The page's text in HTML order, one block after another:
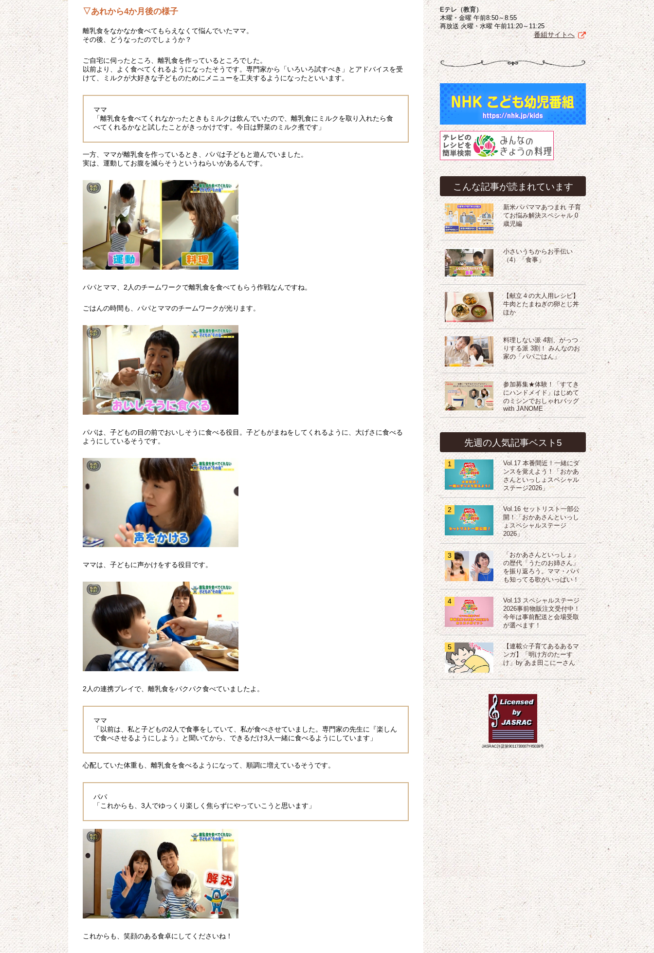
▽あれから4か月後の様子
離乳食をなかなか食べてもらえなくて悩んでいたママ。
その後、どうなったのでしょうか？
ご自宅に伺ったところ、離乳食を作っているところでした。
以前より、よく食べてくれるようになったそうです。専門家から「いろいろ試すべき」とアドバイスを受
けて、ミルクが大好きな子どものためにメニューを工夫するようになったといいます。
ママ
「離乳食を食べてくれなかったときもミルクは飲んでいたので、離乳食にミルクを取り入れたら食
べてくれるかなと試したことがきっかけです。今日は野菜のミルク煮です」
一方、ママが離乳食を作っているとき、パパは子どもと遊んでいました。
実は、運動してお腹を減らそうというねらいがあるんです。
パパとママ、2人のチームワークで離乳食を食べてもらう作戦なんですね。
ごはんの時間も、パパとママのチームワークが光ります。
パパは、子どもの目の前でおいしそうに食べる役目。子どもがまねをしてくれるように、大げさに食べる
ようにしているそうです。
ママは、子どもに声かけをする役目です。
2人の連携プレイで、離乳食をパクパク食べていましたよ。
ママ
「以前は、私と子どもの2人で食事をしていて、私が食べさせていました。専門家の先生に『楽しん
で食べさせるようにしよう』と聞いてから、できるだけ3人一緒に食べるようにしています」
心配していた体重も、離乳食を食べるようになって、順調に増えているそうです。
パパ
「これからも、3人でゆっくり楽しく焦らずにやっていこうと思います」
これからも、笑顔のある食卓にしてくださいね！
Eテレ（教育）
木曜・金曜 午前8:50～8:55
再放送 火曜・水曜 午前11:20～11:25
番組サイトへ
こんな記事が読まれています
新米パパママあつまれ 子育
てお悩み解決スペシャル 0
歳児編
小さいうちからお手伝い
（4）「食事」
【献立４の大人用レシピ】
牛肉とたまねぎの卵とじ丼
ほか
料理しない派 4割、がっつ
りする派 3割！ みんなのお
家の「パパごはん」
参加募集★体験！「すてき
にハンドメイド」はじめて
のミシンでおしゃれバッグ
with JANOME
先週の人気記事ベスト5
1
Vol.17 本番間近！一緒にダ
ンスを覚えよう！「おかあ
さんといっしょスペシャル
ステージ2026」
2
Vol.16 セットリスト一部公
開！「おかあさんといっし
ょスペシャルステージ
2026」
3
「おかあさんといっしょ」
の歴代「うたのお姉さん」
を振り返ろう。ママ・パパ
も知ってる歌がいっぱい！
4
Vol.13 スペシャルステージ
2026事前物販注文受付中！
今年は事前配送と会場受取
が選べます！
5
【連載☆子育てあるあるマ
ンガ】「明け方のたーす
け」by あま田こにーさん
JASRAC許諾第9011730007Y45038号